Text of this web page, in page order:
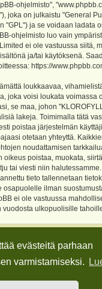
evästeitä parhaan
varmistamiseksi.
ohjelmisto",
joka on julkaistu "General
"GPL") ja se voidaan ladata
ohjelmisto luo vain
ei ole vastuussa siitä,
ja/tai käytöksenä.
https://
loukkaavaa,
joka voisi loukata voimassa
se maa, johon
lakeja. Toimimalla tätä
poistaa järjestelmän
otetaan yhteyttä.
noudattamisen
oikeus poistaa, muokata,
tai viesti niin
tieto tallennetaan
ilman
ei ole vastuussa
ulkopuolisille
Kaikki
Viesti Ylläpidolle
phpBB® Forum Software ©